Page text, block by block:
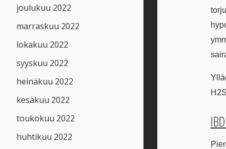
joulukuu 2022
marraskuu 2022
lokakuu 2022
syyskuu 2022
heinäkuu 2022
kesäkuu 2022
toukokuu 2022
huhtikuu 2022